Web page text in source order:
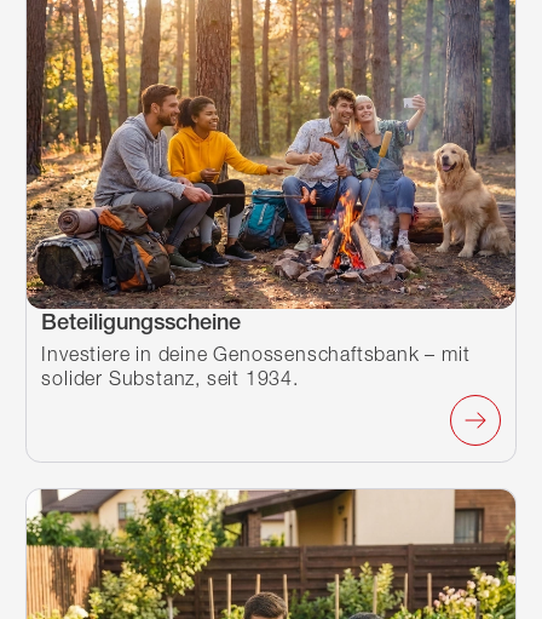
Beteiligungsscheine
Investiere in deine Genossenschaftsbank – mit
solider Substanz, seit 1934.